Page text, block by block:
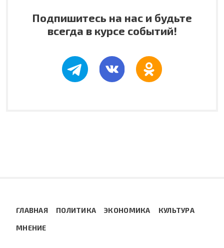
Подпишитесь на нас и будьте
всегда в курсе событий!
ГЛАВНАЯ ПОЛИТИКА ЭКОНОМИКА КУЛЬТУРА
МНЕНИЕ